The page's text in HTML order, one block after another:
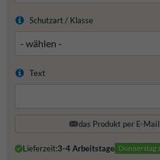
Schutzart / Klasse
Text
das Produkt per E-
Lieferzeit:3-4 Arbeitstage Donnerstag